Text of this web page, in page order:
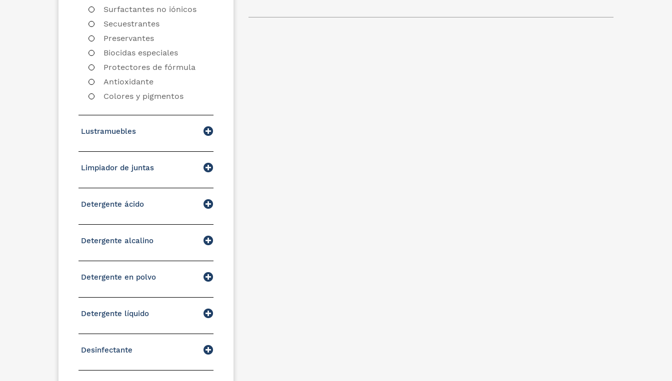
Surfactantes no iónicos
Secuestrantes
Preservantes
Biocidas especiales
Protectores de fórmula
Antioxidante
Colores y pigmentos
Lustramuebles
Limpiador de juntas
Detergente ácido
Detergente alcalino
Detergente en polvo
Detergente líquido
Desinfectante